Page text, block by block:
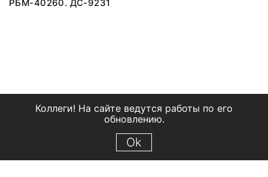
РБМ-40260. ДС-9231
Коллеги! На сайте ведутся работы по его
обновлению.
Ok